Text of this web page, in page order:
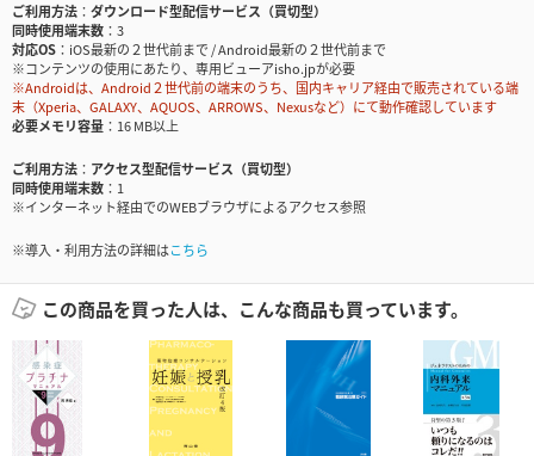
ご利用方法
ダウンロード型配信サービス（買切型）
同時使用端末数
3
対応OS
iOS最新の２世代前まで / Android最新の２世代前まで
※コンテンツの使用にあたり、専用ビューアisho.jpが必要
※Androidは、Android２世代前の端末のうち、国内キャリア経由で販売されている端
末（Xperia、GALAXY、AQUOS、ARROWS、Nexusなど）にて動作確認しています
必要メモリ容量
16 MB以上
ご利用方法
アクセス型配信サービス（買切型）
同時使用端末数
1
※インターネット経由でのWEBブラウザによるアクセス参照
※導入・利用方法の詳細はこちら
この商品を買った人は、こんな商品も買っています。